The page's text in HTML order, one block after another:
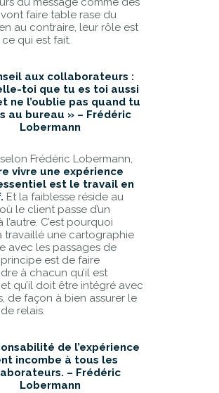
faire table rase du
au contraire, leur rôle est
ce qui est fait.
aux collaborateurs :
toi que tu es toi aussi
ne l’oublie pas quand tu
au bureau » – Frédéric
Lobermann
Frédéric Lobermann,
vivre une expérience
est le travail en
Et la faiblesse réside au
le client passe d’un
C’est pourquoi
travaillé une cartographie
avec les passages de
principe est de faire
à chacun qu’il est
qu’il doit être intégré avec
de façon à bien assurer le
relais.
de l’expérience
incombe à tous les
– Frédéric
Lobermann